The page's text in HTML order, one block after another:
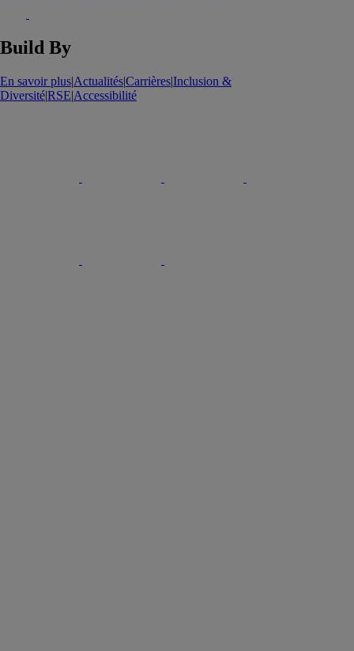
Build By
En savoir plus|Actualités|Carrières|Inclusion &
Diversité|RSE|Accessibilité